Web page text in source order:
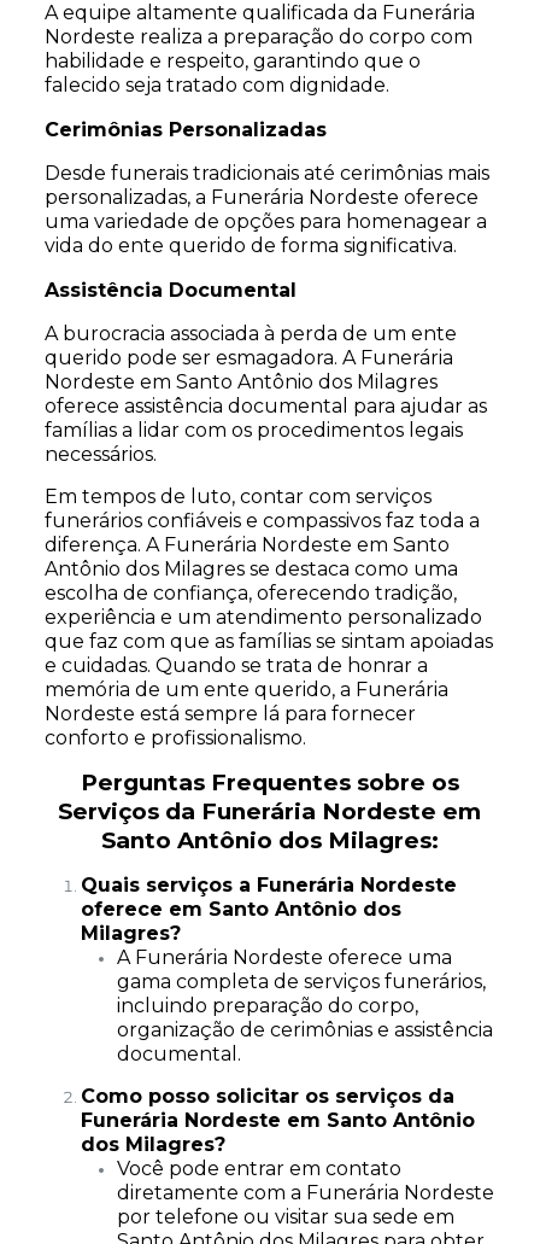
A equipe altamente qualificada da Funerária
Nordeste realiza a preparação do corpo com
habilidade e respeito, garantindo que o
falecido seja tratado com dignidade.
Cerimônias Personalizadas
Desde funerais tradicionais até cerimônias mais
personalizadas, a Funerária Nordeste oferece
uma variedade de opções para homenagear a
vida do ente querido de forma significativa.
Assistência Documental
A burocracia associada à perda de um ente
querido pode ser esmagadora. A Funerária
Nordeste em Santo Antônio dos Milagres
oferece assistência documental para ajudar as
famílias a lidar com os procedimentos legais
necessários.
Em tempos de luto, contar com serviços
funerários confiáveis e compassivos faz toda a
diferença. A Funerária Nordeste em Santo
Antônio dos Milagres se destaca como uma
escolha de confiança, oferecendo tradição,
experiência e um atendimento personalizado
que faz com que as famílias se sintam apoiadas
e cuidadas. Quando se trata de honrar a
memória de um ente querido, a Funerária
Nordeste está sempre lá para fornecer
conforto e profissionalismo.
Perguntas Frequentes sobre os
Serviços da Funerária Nordeste em
Santo Antônio dos Milagres:
Quais serviços a Funerária Nordeste
oferece em Santo Antônio dos
Milagres?
A Funerária Nordeste oferece uma
gama completa de serviços funerários,
incluindo preparação do corpo,
organização de cerimônias e assistência
documental.
Como posso solicitar os serviços da
Funerária Nordeste em Santo Antônio
dos Milagres?
Você pode entrar em contato
diretamente com a Funerária Nordeste
por telefone ou visitar sua sede em